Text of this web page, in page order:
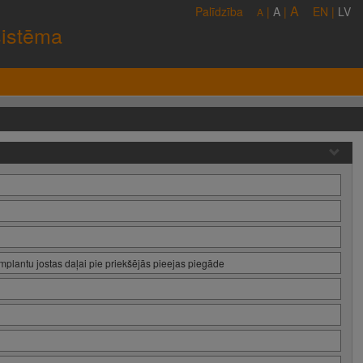
Palīdzība A | A | A EN | LV
jostas daļai pie priekšējās pieejas piegāde